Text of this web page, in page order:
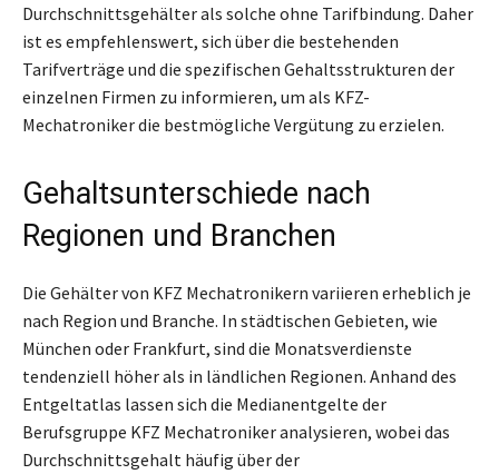
Durchschnittsgehälter als solche ohne Tarifbindung. Daher
ist es empfehlenswert, sich über die bestehenden
Tarifverträge und die spezifischen Gehaltsstrukturen der
einzelnen Firmen zu informieren, um als KFZ-
Mechatroniker die bestmögliche Vergütung zu erzielen.
Gehaltsunterschiede nach
Regionen und Branchen
Die Gehälter von KFZ Mechatronikern variieren erheblich je
nach Region und Branche. In städtischen Gebieten, wie
München oder Frankfurt, sind die Monatsverdienste
tendenziell höher als in ländlichen Regionen. Anhand des
Entgeltatlas lassen sich die Medianentgelte der
Berufsgruppe KFZ Mechatroniker analysieren, wobei das
Durchschnittsgehalt häufig über der